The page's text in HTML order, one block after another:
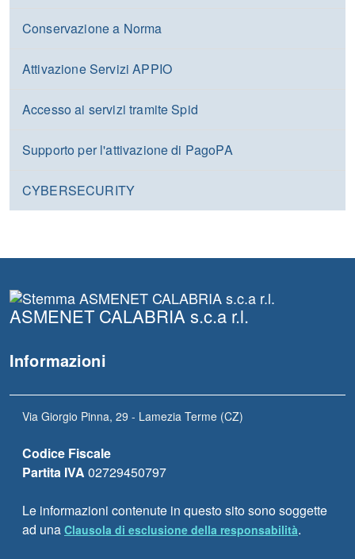
Conservazione a Norma
Attivazione Servizi APPIO
Accesso ai servizi tramite Spid
Supporto per l'attivazione di PagoPA
CYBERSECURITY
ASMENET CALABRIA s.c.a r.l.
Informazioni
Via Giorgio Pinna, 29 - Lamezia Terme (CZ)
Codice Fiscale
Partita IVA 02729450797
Le informazioni contenute in questo sito sono soggette
ad una Clausola di esclusione della responsabilità.